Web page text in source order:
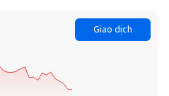
Giao dịch